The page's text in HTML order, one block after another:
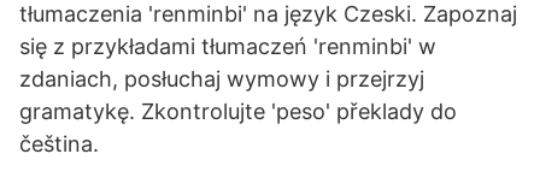
tłumaczenia 'renminbi' na język Czeski. Zapoznaj
się z przykładami tłumaczeń 'renminbi' w
zdaniach, posłuchaj wymowy i przejrzyj
gramatykę. Zkontrolujte 'peso' překlady do
čeština.